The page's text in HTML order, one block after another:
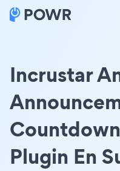
Incrustar
Countdown
Plugin En